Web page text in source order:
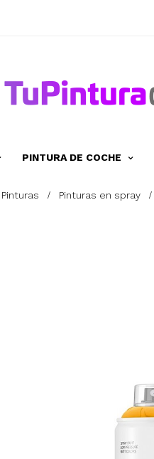
PINTURA DE COCHE
Pinturas Pinturas en spray